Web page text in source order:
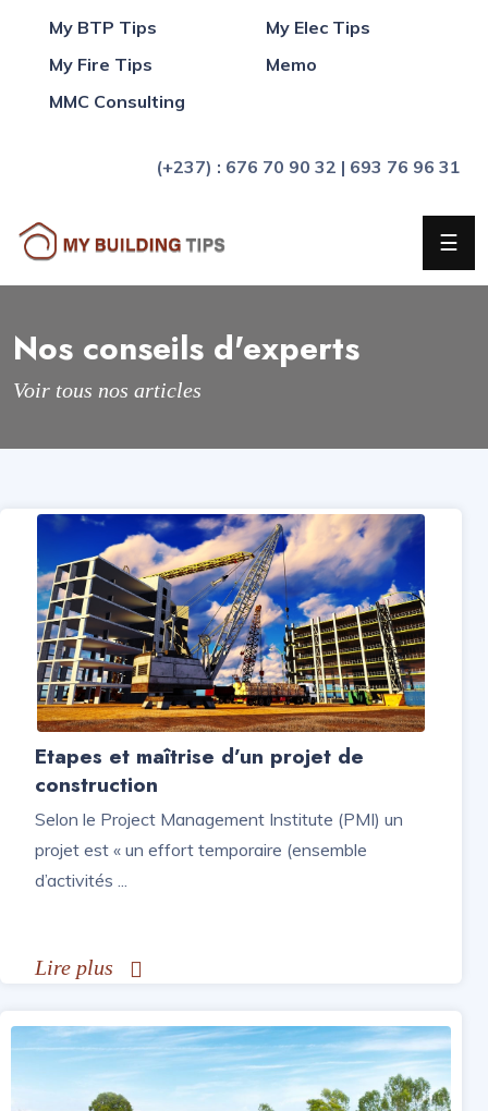
My BTP Tips
My Elec Tips
My Fire Tips
Memo
MMC Consulting
(+237) : 676 70 90 32 | 693 76 96 31
Qui
Blog
FAQ
My
Tips
My
Elec
Tips
My
Fire
Tips
Contact
☰
Nos conseils d'experts
Voir tous nos articles
Etapes et maîtrise d’un projet de
construction
Selon le Project Management Institute (PMI) un
projet est « un effort temporaire (ensemble
d’activités ...
Lire plus